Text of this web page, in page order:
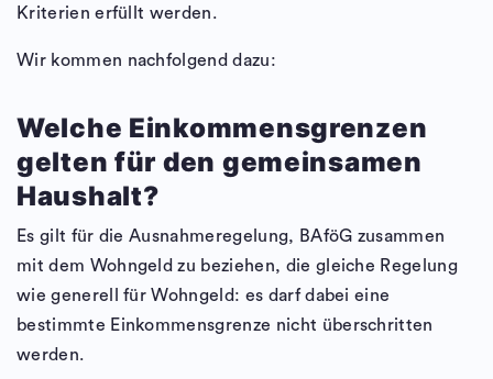
Kriterien erfüllt werden.
Wir kommen nachfolgend dazu:
Welche Einkommensgrenzen
gelten für den gemeinsamen
Haushalt?
Es gilt für die Ausnahmeregelung, BAföG zusammen
mit dem Wohngeld zu beziehen, die gleiche Regelung
wie generell für Wohngeld: es darf dabei eine
bestimmte Einkommensgrenze nicht überschritten
werden.